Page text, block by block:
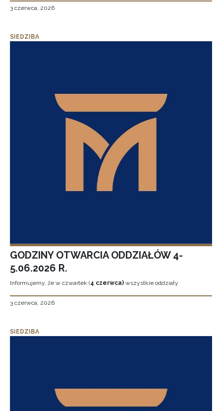
3 czerwca, 2026
SIEDZIBA
GODZINY OTWARCIA ODDZIAŁÓW 4-
5.06.2026 R.
Informujemy, że w czwartek (4 czerwca) wszystkie oddziały
3 czerwca, 2026
SIEDZIBA